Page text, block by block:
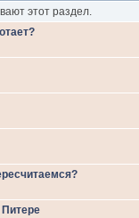
этот раздел.
Питере